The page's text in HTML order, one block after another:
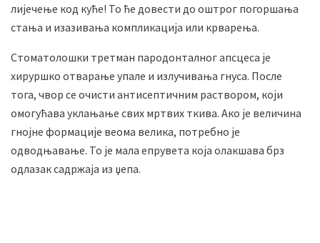
лијечење код куће! То ће довести до оштрог погоршања
стања и изазивања компликација или крварења.
Стоматолошки третман пародонталног апсцеса је
хируршко отварање упале и излучивања гнуса. После
тога, чвор се очисти антисептичним раствором, који
омогућава уклањање свих мртвих ткива. Ако је величина
гнојне формације веома велика, потребно је
одводњавање. То је мала епрувета која олакшава брз
одлазак садржаја из џепа.